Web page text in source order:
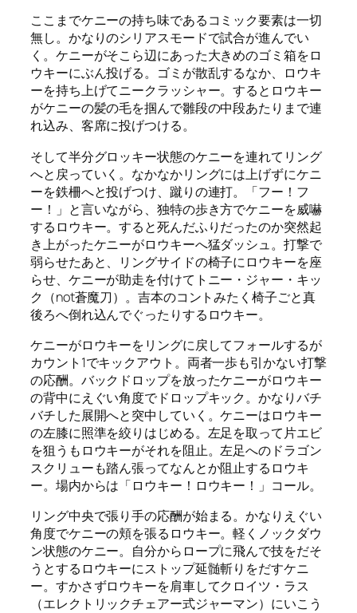
ここまでケニーの持ち味であるコミック要素は一切
無し。かなりのシリアスモードで試合が進んでい
く。ケニーがそこら辺にあった大きめのゴミ箱をロ
ウキーにぶん投げる。ゴミが散乱するなか、ロウキ
ーを持ち上げてニークラッシャー。するとロウキー
がケニーの髪の毛を掴んで雛段の中段あたりまで連
れ込み、客席に投げつける。
そして半分グロッキー状態のケニーを連れてリング
へと戻っていく。なかなかリングには上げずにケニ
ーを鉄柵へと投げつけ、蹴りの連打。「フー！フ
ー！」と言いながら、独特の歩き方でケニーを威嚇
するロウキー。すると死んだふりだったのか突然起
き上がったケニーがロウキーへ猛ダッシュ。打撃で
弱らせたあと、リングサイドの椅子にロウキーを座
らせ、ケニーが助走を付けてトニー・ジャー・キッ
ク（not蒼魔刀）。吉本のコントみたく椅子ごと真
後ろへ倒れ込んでぐったりするロウキー。
ケニーがロウキーをリングに戻してフォールするが
カウント1でキックアウト。両者一歩も引かない打撃
の応酬。バックドロップを放ったケニーがロウキー
の背中にえぐい角度でドロップキック。かなりバチ
バチした展開へと突中していく。ケニーはロウキー
の左膝に照準を絞りはじめる。左足を取って片エビ
を狙うもロウキーがそれを阻止。左足へのドラゴン
スクリューも踏ん張ってなんとか阻止するロウキ
ー。場内からは「ロウキー！ロウキー！」コール。
リング中央で張り手の応酬が始まる。かなりえぐい
角度でケニーの頬を張るロウキー。軽くノックダウ
ン状態のケニー。自分からロープに飛んで技をだそ
うとするロウキーにストップ延髄斬りをだすケニ
ー。すかさずロウキーを肩車してクロイツ・ラス
（エレクトリックチェアー式ジャーマン）にいこう